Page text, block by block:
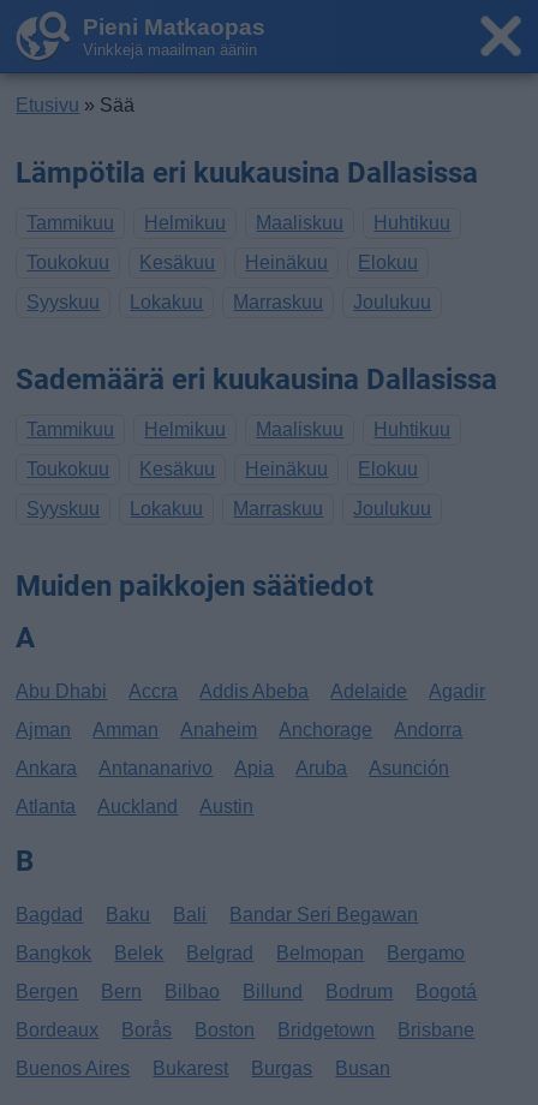
Pieni Matkaopas
Vinkkejä maailman ääriin
Etusivu » Sää
Lämpötila eri kuukausina Dallasissa
Tammikuu Helmikuu Maaliskuu
Huhtikuu
Toukokuu
Kesäkuu Heinäkuu
Elokuu
Syyskuu
Lokakuu Marraskuu Joulukuu
Sademäärä eri kuukausina Dallasissa
Tammikuu Helmikuu Maaliskuu
Huhtikuu
Toukokuu
Kesäkuu Heinäkuu
Elokuu
Syyskuu
Lokakuu Marraskuu Joulukuu
Muiden paikkojen säätiedot
A
Abu Dhabi Accra Addis Abeba Adelaide
Agadir
Ajman
Amman Anaheim Anchorage
Andorra
Ankara
Antananarivo Apia Aruba
Asunción
Atlanta
Auckland Austin
B
Bagdad Baku Bali
Bandar Seri Begawan
Bangkok
Belek Belgrad Belmopan
Bergamo
Bergen
Bern Bilbao Billund Bodrum
Bogotá
Bordeaux
Borås Boston Bridgetown
Brisbane
Buenos Aires
Bukarest Burgas Busan